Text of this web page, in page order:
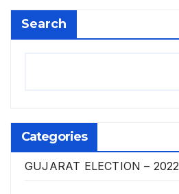
Search
Categories
GUJARAT ELECTION – 2022